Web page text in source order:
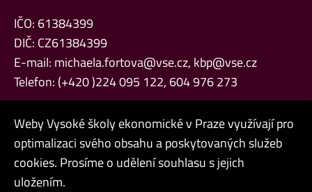
IČO: 61384399
DIČ: CZ61384399
E-mail: michaela.fortova@vse.cz, kbp@vse.cz
Telefon: (+420 )224 095 122, 604 976 273
Admin
Weby Vysoké školy ekonomické v Praze využívají pro
optimalizaci svého obsahu a poskytovaných služeb
cookies. Prosíme o udělení souhlasu s jejich
uložením.